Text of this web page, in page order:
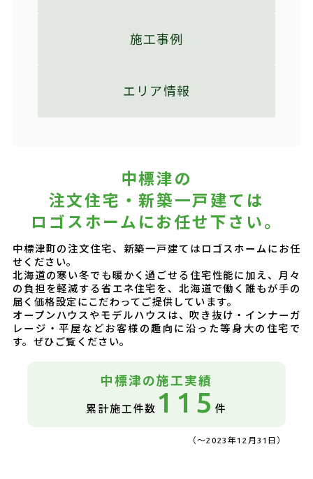
施工事例
エリア情報
中標津の
注文住宅・新築一戸建ては
ロゴスホームにお任せ下さい。
中標津町の注文住宅、新築一戸建てはロゴスホームにお任
せください。
北海道の寒い冬でも暖かく過ごせる住宅性能に加え、月々
の負担を軽減する省エネ住宅を、北海道で働く誰もが手の
届く価格設定にこだわってご提供しています。
オープンハウスやモデルハウスは、吹き抜け・インナーガ
レージ・平屋などお客様の趣向に沿った等身大の住宅で
す。ぜひご覧ください。
中標津の施工実績
累計施工件数 115 件
（～2023年12月31日）